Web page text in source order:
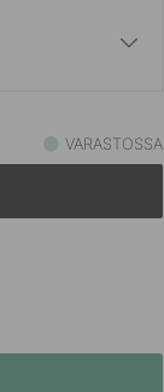
Varastossa
VARASTOSSA